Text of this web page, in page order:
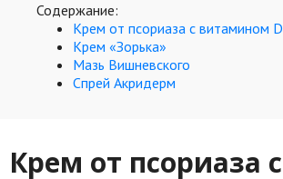
Мода и стиль
Бизнес
Хобби и развлечения
Юриспруденция
Содержание:
Крем от псориаза с витамином D
Крем «Зорька»
Мазь Вишневского
Спрей Акридерм
Крем от псориаза с